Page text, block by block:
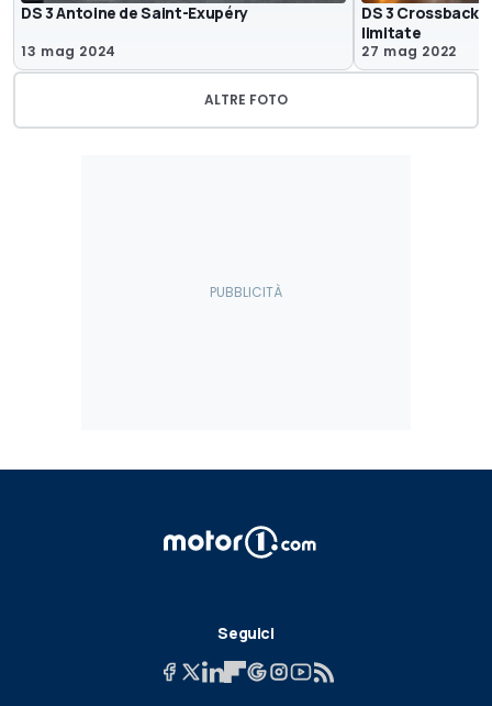
DS 3 Antoine de Saint-Exupéry
13 mag 2024
DS 3 Crossback
limitate
27 mag 2022
ALTRE FOTO
Seguici